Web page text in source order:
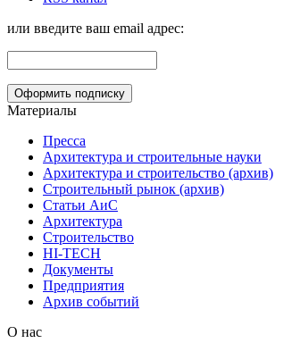
или введите ваш email адрес:
Материалы
Пресса
Архитектура и строительные науки
Архитектура и строительство (архив)
Строительный рынок (архив)
Статьи АиС
Архитектура
Строительство
HI-TECH
Документы
Предприятия
Архив событий
О нас